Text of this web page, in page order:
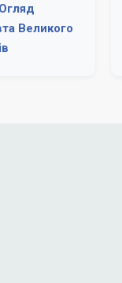
Великого